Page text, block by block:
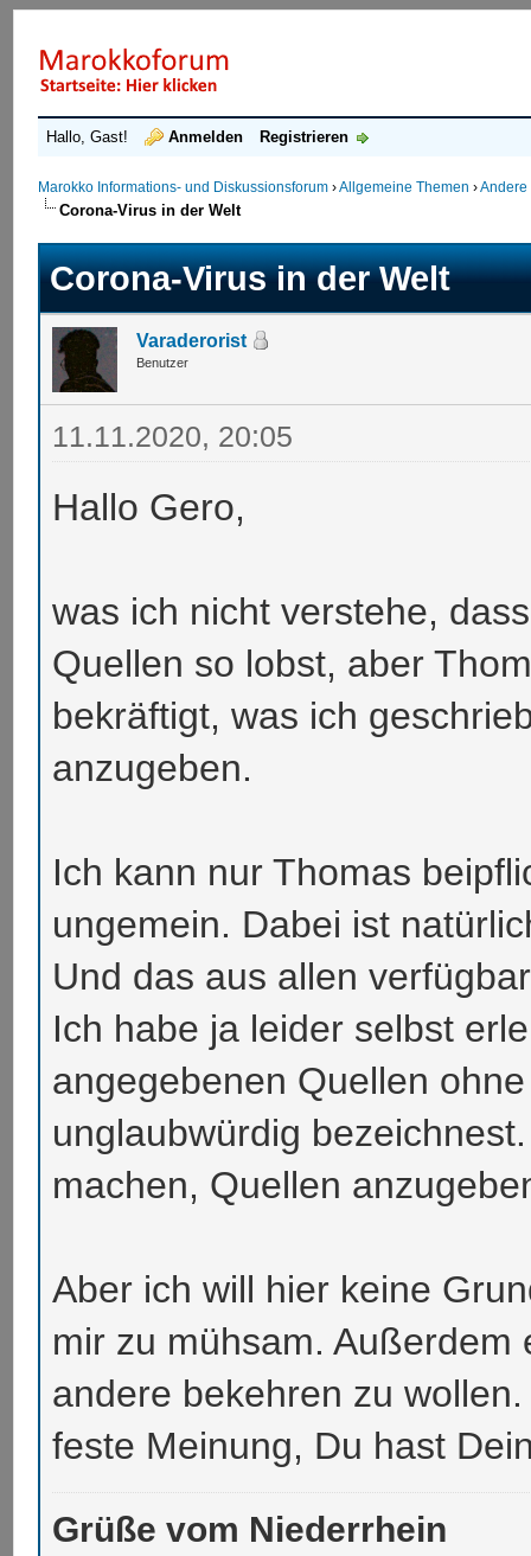
Hallo, Gast! Anmelden Registrieren
Marokko Informations- und Diskussionsforum ›Allgemeine Themen ›Andere
Corona-Virus in der Welt
Corona-Virus in der Welt
Varaderorist
Benutzer
11.11.2020, 20:05
Hallo Gero,
was ich nicht verstehe,
Quellen so lobst, aber
bekräftigt, was ich
anzugeben.
Ich kann nur Thomas
ungemein. Dabei ist
Und das aus allen
Ich habe ja leider selbst
angegebenen Quellen
unglaubwürdig
machen, Quellen
Aber ich will hier keine
mir zu mühsam. Außerdem
andere bekehren zu
feste Meinung, Du hast
Grüße vom Niederrhein